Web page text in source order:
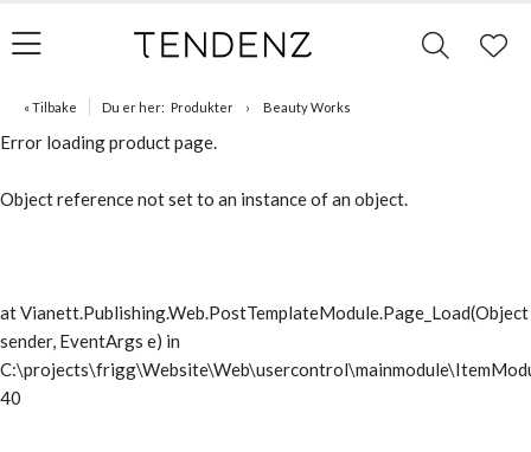
« Tilbake Du er her: Produkter Beauty Works
Error loading product page.
Object reference not set to an instance of an object.
at Vianett.Publishing.Web.PostTemplateModule.Page_Load(Object
sender, EventArgs e) in
40